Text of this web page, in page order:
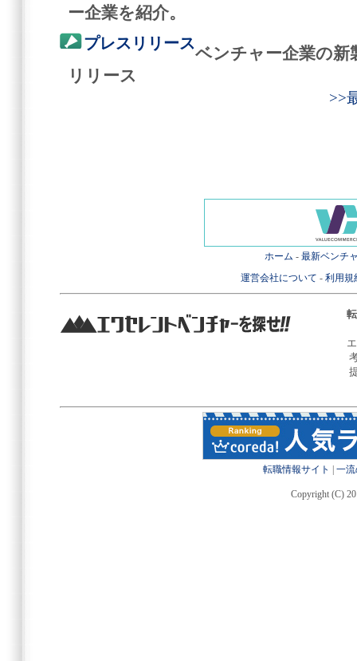
ー企業を紹介。
プレスリリース
ベンチャー企業の新
リリース
>>
ホーム - 最新ベンチ
運営会社について - 利用規
転職情報サイト 一
Copyright (C)